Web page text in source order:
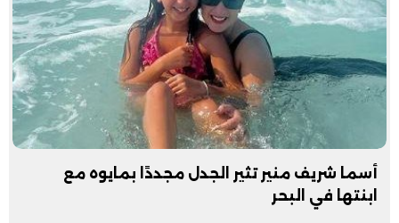
أسما شريف منير تثير الجدل مجددًا بمايوه مع
ابنتها في البحر